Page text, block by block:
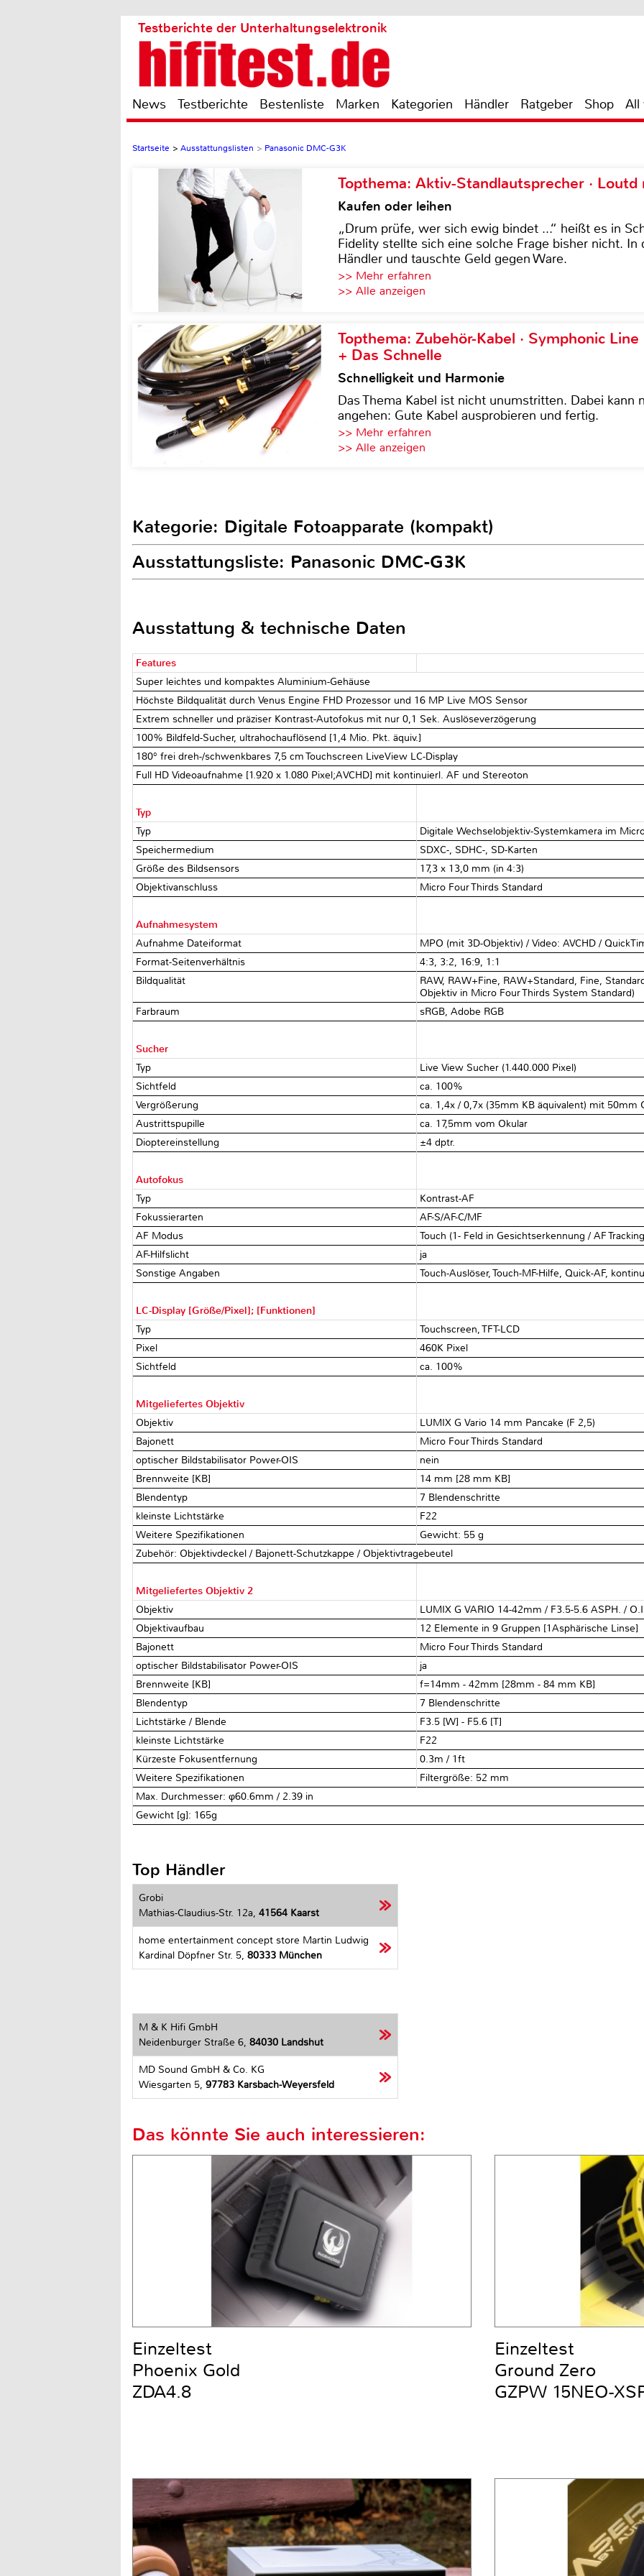
Testberichte der Unterhaltungselektronik
News Testberichte Bestenliste Marken Kategorien Händler Ratgeber Shop All
Startseite > Ausstattungslisten > Panasonic DMC-G3K
Topthema: Aktiv-Standlautsprecher · Loutd
Kaufen oder leihen
„Drum prüfe, wer sich ewig bindet ...“ heißt es in
Fidelity stellte sich eine solche Frage bisher nicht. In
Händler und tauschte Geld gegen Ware.
>> Mehr erfahren
>> Alle anzeigen
Topthema: Zubehör-Kabel · Symphonic
+ Das Schnelle
Schnelligkeit und Harmonie
Das Thema Kabel ist nicht unumstritten. Dabei kann
angehen: Gute Kabel ausprobieren und fertig.
>> Mehr erfahren
>> Alle anzeigen
Kategorie: Digitale Fotoapparate (kompakt)
Ausstattungsliste: Panasonic DMC-G3K
Ausstattung & technische Daten
Features
Super leichtes und kompaktes Aluminium-Gehäuse
Höchste Bildqualität durch Venus Engine FHD Prozessor und 16 MP Live MOS Sensor
Extrem schneller und präziser Kontrast-Autofokus mit nur 0,1 Sek. Auslöseverzögerung
100% Bildfeld-Sucher, ultrahochauflösend [1,4 Mio. Pkt. äquiv.]
180° frei dreh-/schwenkbares 7,5 cm Touchscreen LiveView LC-Display
Full HD Videoaufnahme [1.920 x 1.080 Pixel;AVCHD] mit kontinuierl. AF und Stereoton
Typ
Typ
Digitale Wechselobjektiv-Systemkamera im
Speichermedium
SDXC-, SDHC-, SD-Karten
Größe des Bildsensors
17,3 x 13,0 mm (in 4:3)
Objektivanschluss
Micro Four Thirds Standard
Aufnahmesystem
Aufnahme Dateiformat
MPO (mit 3D-Objektiv) / Video: AVCHD /
Format-Seitenverhältnis
4:3, 3:2, 16:9, 1:1
Bildqualität
RAW, RAW+Fine, RAW+Standard, Fine,
Objektiv in Micro Four Thirds System Standard)
Farbraum
sRGB, Adobe RGB
Sucher
Typ
Live View Sucher (1.440.000 Pixel)
Sichtfeld
ca. 100%
Vergrößerung
ca. 1,4x / 0,7x (35mm KB äquivalent) mit 50mm
Austrittspupille
ca. 17,5mm vom Okular
Dioptereinstellung
±4 dptr.
Autofokus
Typ
Kontrast-AF
Fokussierarten
AF-S/AF-C/MF
AF Modus
Touch (1- Feld in Gesichtserkennung / AF
AF-Hilfslicht
ja
Sonstige Angaben
Touch-Auslöser, Touch-MF-Hilfe, Quick-AF,
LC-Display [Größe/Pixel]; [Funktionen]
Typ
Touchscreen, TFT-LCD
Pixel
460K Pixel
Sichtfeld
ca. 100%
Mitgeliefertes Objektiv
Objektiv
LUMIX G Vario 14 mm Pancake (F 2,5)
Bajonett
Micro Four Thirds Standard
optischer Bildstabilisator Power-OIS
nein
Brennweite [KB]
14 mm [28 mm KB]
Blendentyp
7 Blendenschritte
kleinste Lichtstärke
F22
Weitere Spezifikationen
Gewicht: 55 g
Zubehör: Objektivdeckel / Bajonett-Schutzkappe / Objektivtragebeutel
Mitgeliefertes Objektiv 2
Objektiv
LUMIX G VARIO 14-42mm / F3.5-5.6 ASPH. /
Objektivaufbau
12 Elemente in 9 Gruppen [1Asphärische Linse]
Bajonett
Micro Four Thirds Standard
optischer Bildstabilisator Power-OIS
ja
Brennweite [KB]
f=14mm - 42mm [28mm - 84 mm KB]
Blendentyp
7 Blendenschritte
Lichtstärke / Blende
F3.5 [W] - F5.6 [T]
kleinste Lichtstärke
F22
Kürzeste Fokusentfernung
0.3m / 1ft
Weitere Spezifikationen
Filtergröße: 52 mm
Max. Durchmesser: φ60.6mm / 2.39 in
Gewicht [g]: 165g
Top Händler
Grobi
Mathias-Claudius-Str. 12a, 41564 Kaarst
home entertainment concept store Martin Ludwig
Kardinal Döpfner Str. 5, 80333 München
M & K Hifi GmbH
Neidenburger Straße 6, 84030 Landshut
MD Sound GmbH & Co. KG
Wiesgarten 5, 97783 Karsbach-Weyersfeld
Das könnte Sie auch interessieren:
Einzeltest
Phoenix Gold
ZDA4.8
Einzeltest
Ground Zero
GZPW 15NEO-